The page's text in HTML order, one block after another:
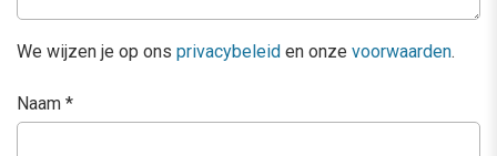
We wijzen je op ons privacybeleid en onze voorwaarden.
Naam *